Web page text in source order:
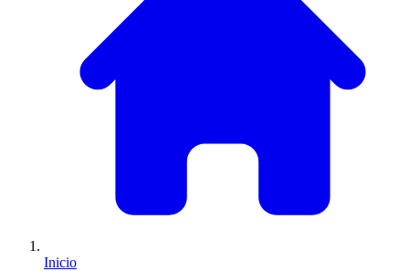
Inicio